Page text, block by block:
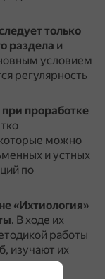
только
раздела и
условием
регулярность
проработке
можно
и устных
по
«Ихтиология»
. В ходе их
работы
изучают их